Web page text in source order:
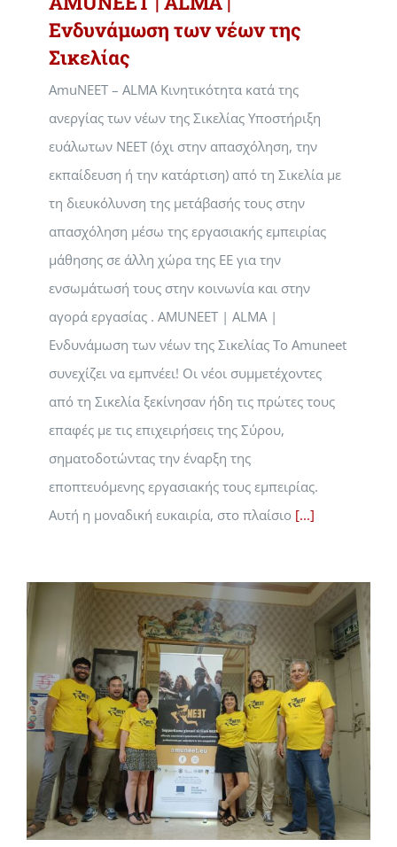
Ενδυνάμωση των νέων της
Σικελίας
AmuNEET – ALMA Κινητικότητα κατά της
ανεργίας των νέων της Σικελίας Υποστήριξη
ευάλωτων NEET (όχι στην απασχόληση, την
εκπαίδευση ή την κατάρτιση) από τη Σικελία με
τη διευκόλυνση της μετάβασής τους στην
απασχόληση μέσω της εργασιακής εμπειρίας
μάθησης σε άλλη χώρα της ΕΕ για την
ενσωμάτωσή τους στην κοινωνία και στην
αγορά εργασίας . AMUNEET | ALMA |
Ενδυνάμωση των νέων της Σικελίας Το Amuneet
συνεχίζει να εμπνέει! Οι νέοι συμμετέχοντες
από τη Σικελία ξεκίνησαν ήδη τις πρώτες τους
επαφές με τις επιχειρήσεις της Σύρου,
σηματοδοτώντας την έναρξη της
εποπτευόμενης εργασιακής τους εμπειρίας.
Αυτή η μοναδική ευκαιρία, στο πλαίσιο [...]